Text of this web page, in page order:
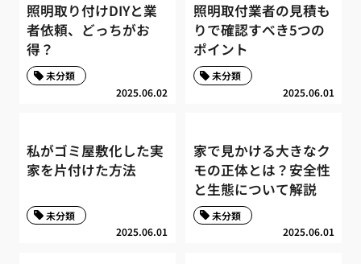
照明取り付けDIYと業
者依頼、どっちがお
得？
2025.06.02
未分類
照明取付業者の見積も
りで確認すべき5つの
ポイント
2025.06.01
未分類
私がゴミ屋敷化した実
家を片付けた方法
2025.06.01
未分類
家で見かける大きなク
モの正体とは？安全性
と生態について解説
2025.06.01
未分類